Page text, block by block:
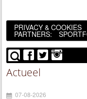
PRIVACY & COOKIES
PARTNERS:
Actueel
07-08-2026